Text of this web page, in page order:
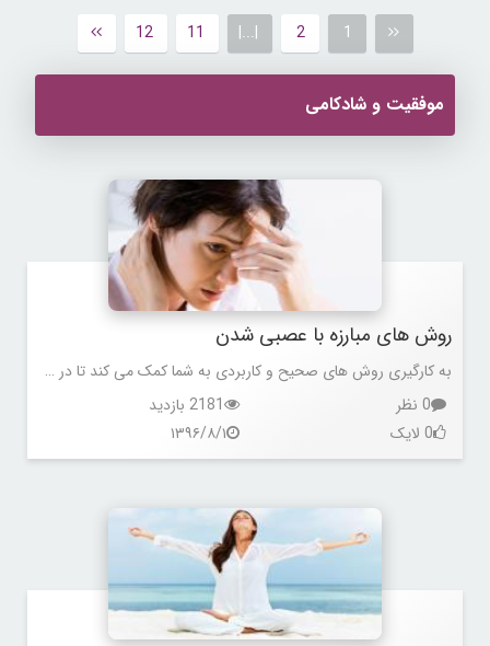
1
2
|...|
11
12
موفقیت و شادکامی
روش های مبارزه با عصبی شدن
به کارگیری روش های صحیح و کاربردی به شما کمک می کند تا در شرایط بحرانی کمتر عصبی شوید و در طول زمان هایی که استرس زیادی دارید،
0 نظر
2181 بازدید
0 لایک
۱۳۹۶/۸/۱